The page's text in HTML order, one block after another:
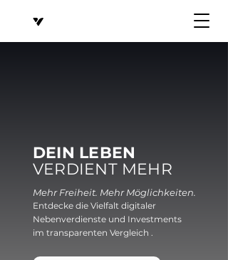
DEIN LEBEN
VERDIENT MEHR
Mehr Freiheit. Mehr Möglichkeiten.
Entdecke die Vielfalt digitaler
Nebenverdienste und Investments
im transparenten Vergleich .